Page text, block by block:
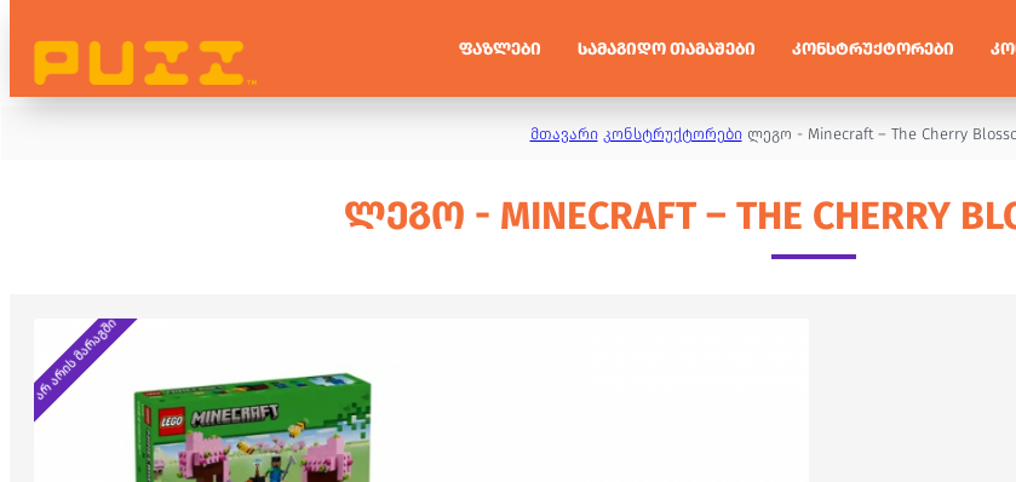
ᲤᲐᲖᲚᲔᲑᲘ ᲡᲐᲛᲐᲒᲘᲓᲝ ᲗᲐᲛᲐᲨᲔᲑᲘ ᲙᲝᲜᲡᲢᲠᲣᲥᲢᲝᲠᲔᲑᲘ
მთავარი კონსტრუქტორები ლეგო - Minecraft – The Cherry
ᲚᲔᲒᲝ - MINECRAFT – THE CHERRY
არ არის მარაგში